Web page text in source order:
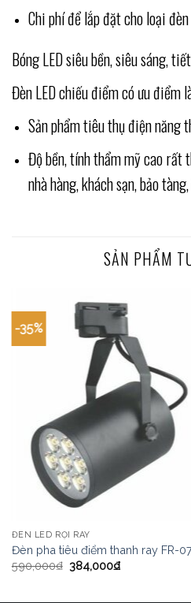
Chi phí để lắp đặt cho loại
Bóng LED siêu bền, siêu sáng,
Đèn LED chiếu điểm có ưu điểm
Sản phẩm tiêu thụ điện năng
Độ bền, tính thẩm mỹ cao rất
nhà hàng, khách sạn, bảo
SẢN PHẨM
-35%
ĐÈN LED RỌI RAY
Đèn pha tiêu điểm thanh ray FR-
590,000₫ 384,000₫